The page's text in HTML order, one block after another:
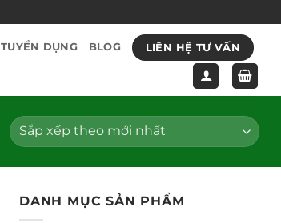
TUYỂN DỤNG BLOG LIÊN HỆ TƯ VẤN
DANH MỤC SẢN PHẨM